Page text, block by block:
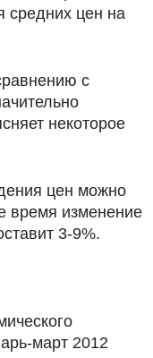
средних цен на
с
некоторое
цен можно
время изменение
3-9%.
март 2012